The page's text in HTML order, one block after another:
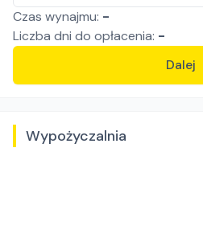
Czas wynajmu: -
Liczba dni do opłacenia: -
Dalej
Wypożyczalnia